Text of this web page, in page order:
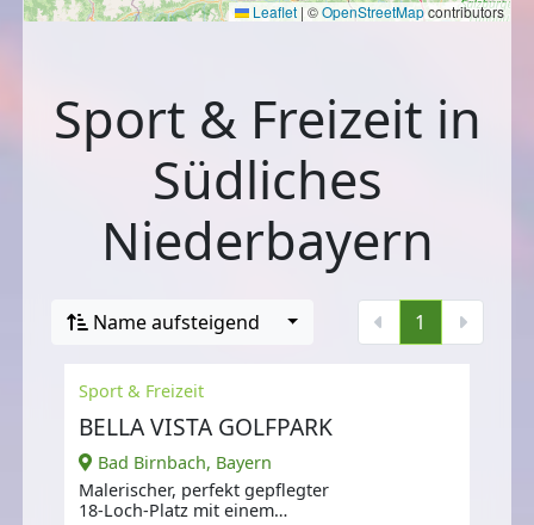
Leaflet | ©OpenStreetMapcontributors
Sport & Freizeit in
Südliches
Niederbayern
Name aufsteigend 1
Sport & Freizeit
BELLA VISTA GOLFPARK
Bad Birnbach, Bayern
Malerischer, perfekt gepflegter
18-Loch-Platz mit einem